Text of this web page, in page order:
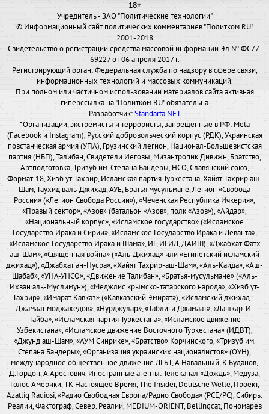
18+
Учредитель - ЗАО "Политические технологии"
© Информационный сайт политических комментариев "Политком.RU"
2001-2018
Свидетельство о регистрации средства массовой информации Эл № ФС77-
69227 от 06 апреля 2017 г.
Регистрирующий орган: Федеральная служба по надзору в сфере связи,
информационных технологий и массовых коммуникаций.
При полном или частичном использовании материалов сайта активная
гиперссылка на "Политком.RU" обязательна
Разработчик:Standarta.NET
*Организации, экстремисты и террористы, запрещенные в РФ: Meta
(Facebook и Instagram), Русский добровольческий корпус (РДК), Украинская
повстанческая армия (УПА), Грузинский легион, Национал-Большевистская
партия (НБП), Талибан, Свидетели Иеговы, Мизантропик Дивижн, Братство,
Артподготовка, Тризуб им. Степана Бандеры, НСО, Славянский союз,
Формат-18, Хизб ут-Тахрир, Исламская партия Туркестана, Хайят Тахрир аш-
Шам, Таухид валь-Джихад, АУЕ, Братья мусульмане, Легион «Свобода
России» («Легион Свобода России»), «Чеченская Республика Ичкерия»,
«Правый сектор», «Азов» (батальон «Азов», полк «Азов»), «Айдар»,
«Национальный корпус», «Исламское государство» («Исламское
Государство Ирака и Сирии», «Исламское Государство Ирака и Леванта»,
«Исламское Государство Ирака и Шама», ИГ, ИГИЛ, ДАИШ), «Джабхат Фатх
аш-Шам», «Священная война» («Аль-Джихад» или «Египетский исламский
джихад»), «Джабхат ан-Нусра», «Хайят Тахрир-аш-Шам», «Аль-Каида», «Аш-
Шабаб», «УНА-УНСО», «Движение Талибан», «Братья-мусульмане» («Аль-
Ихван аль-Муслимун»), «Меджлис крымско-татарского народа», «Хизб ут-
Тахрир», «Имарат Кавказ» («Кавказский Эмират»), «Исламский джихад –
Джамаат моджахедов», «Нурджулар», «Таблиги Джамаат», «Лашкар-И-
Тайба», «Исламская партия Туркестана», «Исламское движение
Узбекистана», «Исламское движение Восточного Туркестана» (ИДВТ),
«Джунд аш-Шам», «АУМ Синрике», «Братство» Корчинского, «Тризуб им.
Степана Бандеры», «Организация украинских националистов» (ОУН),
международное общественное движение ЛГБТ, А.Навальный, К.Буданов,
Д.Гордон, А.Арестович. Иностранные агенты: Телеканал «Дождь», Медуза,
Голос Америки, ТК Настоящее Время, The Insider, Deutsche Welle, Проект,
Azatliq Radiosi, «Радио Свободная Европа/Радио Свобода» (PCE/PC), Сибирь.
Реалии, Фактограф, Север. Реалии, MEDIUM-ORIENT, Bellingcat, Пономарев